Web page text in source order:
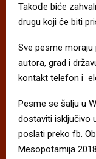
Takođe biće
drugu koji će biti
Sve pesme moraju
autora, grad i
kontakt telefon i
Pesme se šalju u
dostaviti isključivo
poslati preko fb.
Mesopotamija